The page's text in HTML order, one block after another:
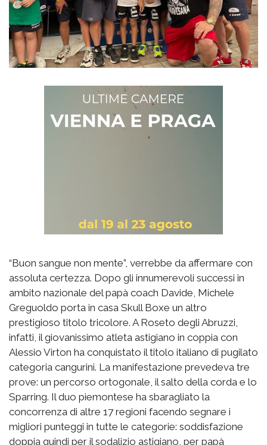
“Buon sangue non mente”, verrebbe da affermare con
assoluta certezza. Dopo gli innumerevoli successi in
ambito nazionale del papà coach Davide, Michele
Greguoldo porta in casa Skull Boxe un altro
prestigioso titolo tricolore. A Roseto degli Abruzzi,
infatti, il giovanissimo atleta astigiano in coppia con
Alessio Virton ha conquistato il titolo italiano di pugilato
categoria cangurini. La manifestazione prevedeva tre
prove: un percorso ortogonale, il salto della corda e lo
Sparring. Il duo piemontese ha sbaragliato la
concorrenza di altre 17 regioni facendo segnare i
migliori punteggi in tutte le categorie: soddisfazione
doppia quindi per il sodalizio astigiano, per papà